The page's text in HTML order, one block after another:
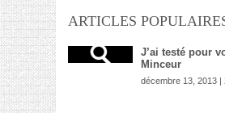
ARTICLES
J’ai testé pour
Minceur
décembre 13, 2013 |